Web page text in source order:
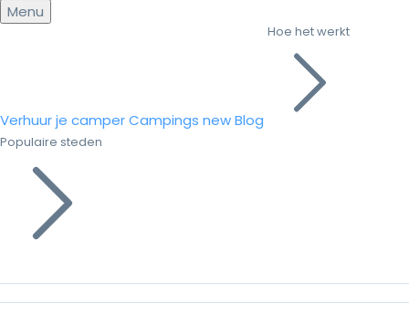
Menu
Verhuur je camperCampings newBlog
Hoe het werkt
Populaire steden